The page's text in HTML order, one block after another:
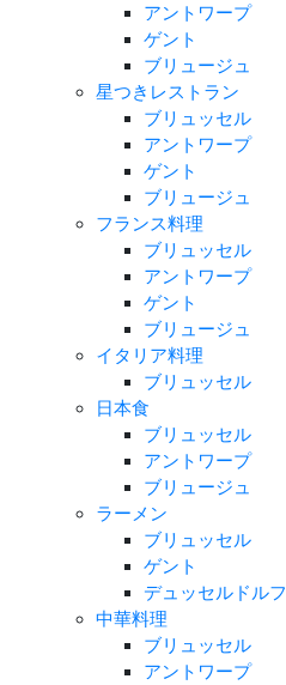
アントワープ
ゲント
ブリュージュ
星つきレストラン
ブリュッセル
アントワープ
ゲント
ブリュージュ
フランス料理
ブリュッセル
アントワープ
ゲント
ブリュージュ
イタリア料理
ブリュッセル
日本食
ブリュッセル
アントワープ
ブリュージュ
ラーメン
ブリュッセル
ゲント
デュッセルドルフ
中華料理
ブリュッセル
アントワープ